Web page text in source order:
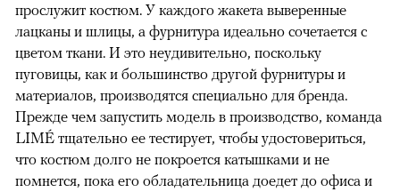
прослужит костюм. У каждого жакета выверенные
лацканы и шлицы, а фурнитура идеально сочетается с
цветом ткани. И это неудивительно, поскольку
пуговицы, как и большинство другой фурнитуры и
материалов, производятся специально для бренда.
Прежде чем запустить модель в производство, команда
LIMÉ тщательно ее тестирует, чтобы удостовериться,
что костюм долго не покроется катышками и не
помнется, пока его обладательница доедет до офиса и